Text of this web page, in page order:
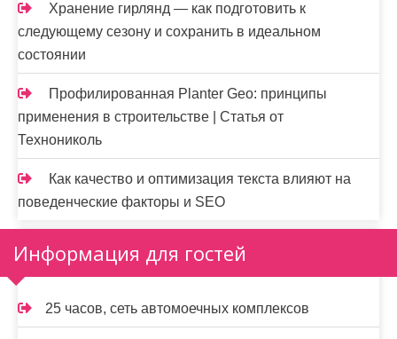
Хранение гирлянд — как подготовить к
следующему сезону и сохранить в идеальном
состоянии
Профилированная Planter Geo: принципы
применения в строительстве | Статья от
Технониколь
Как качество и оптимизация текста влияют на
поведенческие факторы и SEO
Информация для гостей
25 часов, сеть автомоечных комплексов